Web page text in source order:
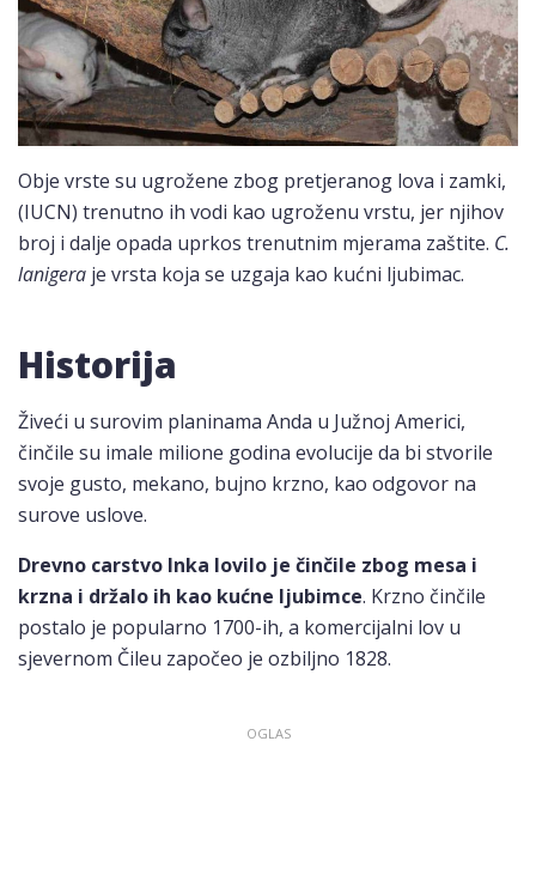
Obje vrste su ugrožene zbog pretjeranog lova i zamki,
(IUCN) trenutno ih vodi kao ugroženu vrstu, jer njihov
broj i dalje opada uprkos trenutnim mjerama zaštite. C.
lanigera je vrsta koja se uzgaja kao kućni ljubimac.
Historija
Živeći u surovim planinama Anda u Južnoj Americi,
činčile su imale milione godina evolucije da bi stvorile
svoje gusto, mekano, bujno krzno, kao odgovor na
surove uslove.
Drevno carstvo Inka lovilo je činčile zbog mesa i
krzna i držalo ih kao kućne ljubimce. Krzno činčile
postalo je popularno 1700-ih, a komercijalni lov u
sjevernom Čileu započeo je ozbiljno 1828.